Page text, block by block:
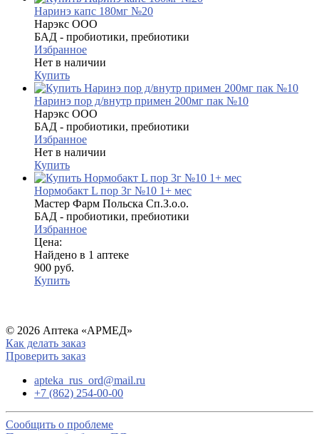
Наринэ капс 180мг №20
Нарэкс ООО
БАД - пробиотики, пребиотики
Избранное
Нет в наличии
Купить
Наринэ пор д/внутр примен 200мг пак №10
Нарэкс ООО
БАД - пробиотики, пребиотики
Избранное
Нет в наличии
Купить
Нормобакт L пор 3г №10 1+ мес
Мастер Фарм Польска Сп.З.о.о.
БАД - пробиотики, пребиотики
Избранное
Цена:
Найдено в 1 аптеке
900 руб.
Купить
© 2026 Аптека «АРМЕД»
Как делать заказ
Проверить заказ
apteka_rus_ord@mail.ru
+7 (862) 254-00-00
Сообщить о проблеме